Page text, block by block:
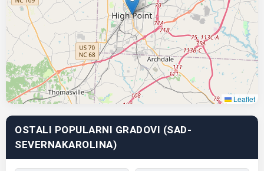
Leaflet
OSTALI POPULARNI GRADOVI (SAD-
SEVERNAKAROLINA)